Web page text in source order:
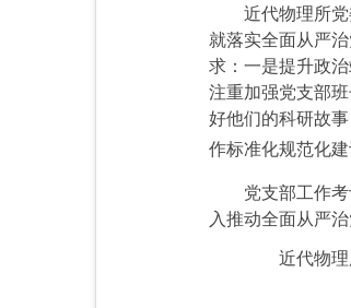
近代物理所
就落实全面从严
求：一是提升政
注重加强党支部
好他们的科研故
作标准化规范化
党支部工作
入推动全面从严
近代物